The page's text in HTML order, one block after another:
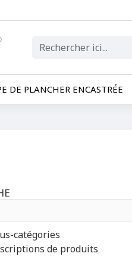
DE PLANCHER ENCASTRÉE
catégories
de produits